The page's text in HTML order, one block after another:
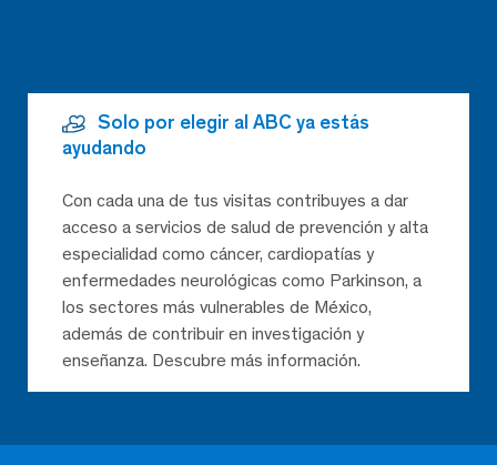
Solo por elegir al ABC ya estás
ayudando
Con cada una de tus visitas contribuyes a dar
acceso a servicios de salud de prevención y alta
especialidad como cáncer, cardiopatías y
enfermedades neurológicas como Parkinson, a
los sectores más vulnerables de México,
además de contribuir en investigación y
enseñanza. Descubre más información.